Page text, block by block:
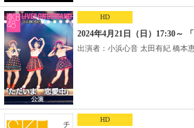
HD
2024年4月21日（日）17:30～
出演者：小浜心音 太田有紀 橋本恵
HD